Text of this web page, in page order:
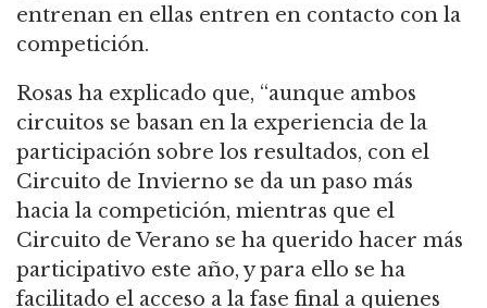
entrenan en ellas entren en contacto con la
competición.
Rosas ha explicado que, “aunque ambos
circuitos se basan en la experiencia de la
participación sobre los resultados, con el
Circuito de Invierno se da un paso más
hacia la competición, mientras que el
Circuito de Verano se ha querido hacer más
participativo este año, y para ello se ha
facilitado el acceso a la fase final a quienes